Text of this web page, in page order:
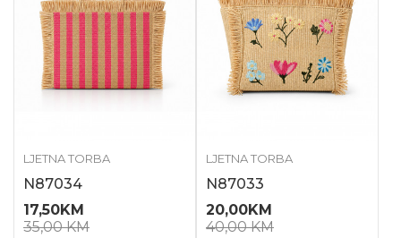
LJETNA TORBA
N87034
17,50KM
35,00KM
LJETNA TORBA
N87033
20,00KM
40,00KM